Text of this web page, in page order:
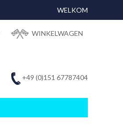
WELKOM
WINKELWAGEN
+49 (0)151 67787404